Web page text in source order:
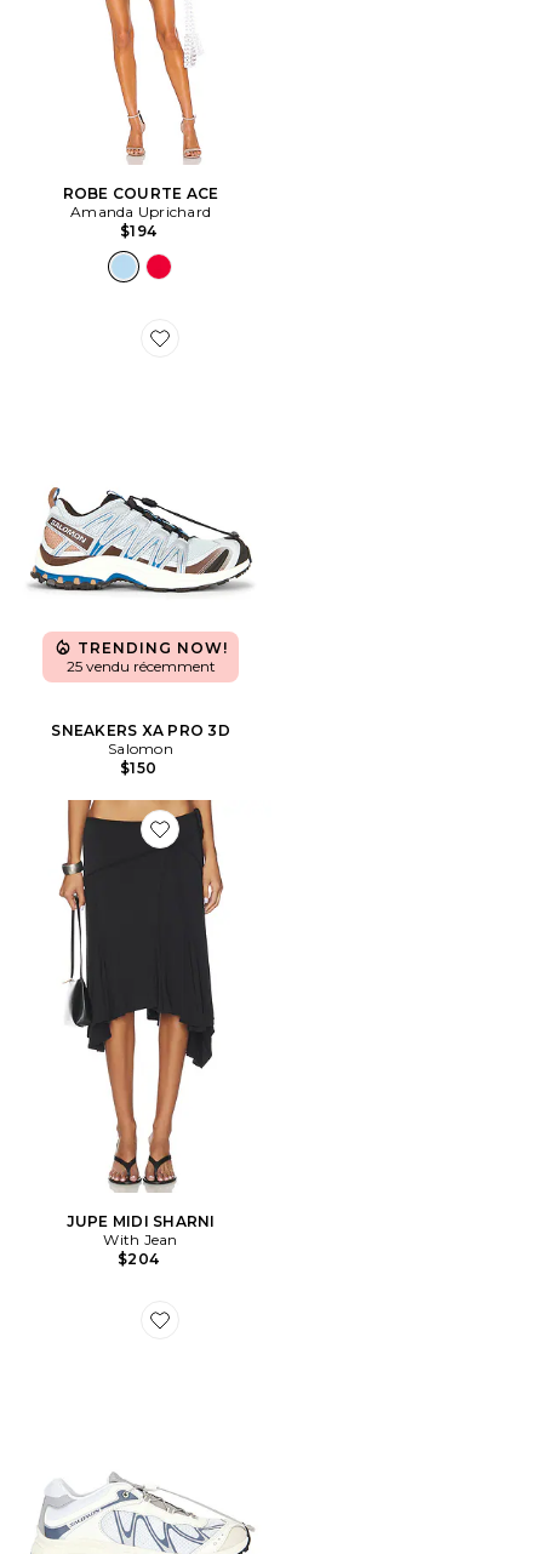
ROBE COURTE ACE
Amanda Uprichard
$194
Favorite SNEAKERS XA PRO 3D
TRENDING NOW!
25 vendu récemment
SNEAKERS XA PRO 3D
Salomon
$150
Favorite JUPE MIDI SHARNI
JUPE MIDI SHARNI
With Jean
$204
Favorite SNEAKERS XT-WHISPER